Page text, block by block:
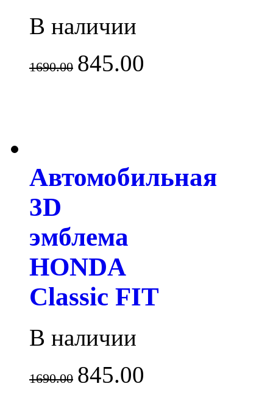
В наличии
1690.00 845.00
Автомобильная
3D
эмблема
HONDA
Classic FIT
В наличии
1690.00 845.00